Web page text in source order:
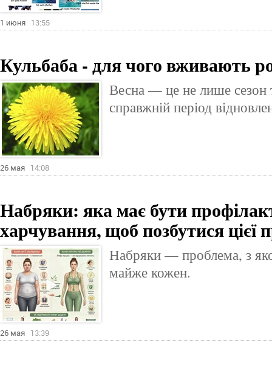
1 июня 13:55
Кульбаба - для чого вживають
Весна — це не лише сезон
справжній період
26 мая 14:08
Набряки: яка має бути
харчування, щоб позбутися цієї
Набряки — проблема, з
майже кожен.
26 мая 13:39